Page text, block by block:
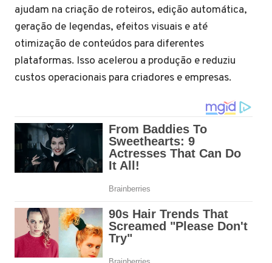
ajudam na criação de roteiros, edição automática,
geração de legendas, efeitos visuais e até
otimização de conteúdos para diferentes
plataformas. Isso acelerou a produção e reduziu
custos operacionais para criadores e empresas.